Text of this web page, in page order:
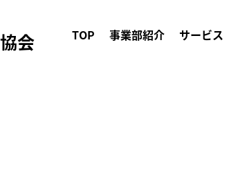
会 TOP 事業部紹介 サービス